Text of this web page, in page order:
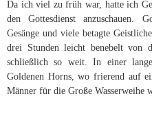
Da ich viel zu früh war, hatte ich
den Gottesdienst anzuschauen.
Gesänge und viele betagte
drei Stunden leicht benebelt von
schließlich so weit. In einer
Goldenen Horns, wo frierend auf
Männer für die Große Wasserweihe